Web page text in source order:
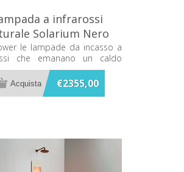
a infrarossi
Solarium Nero
One S S0500-
S0102
le lampade da incasso a
che emanano un caldo
mentre ti fai la doccia
€2355,00